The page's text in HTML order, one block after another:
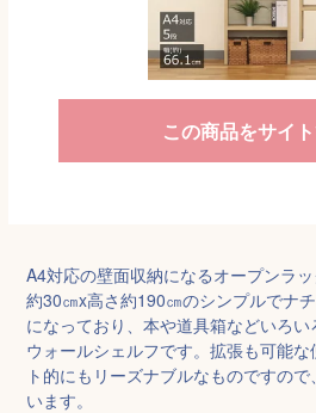
この商品をサイ
A4対応の壁面収納になるオープンラ
約30㎝x高さ約190㎝のシンプルでナ
になっており、本や道具箱などいろ
ウォールシェルフです。拡張も可能
ト的にもリーズナブルなものですの
います。